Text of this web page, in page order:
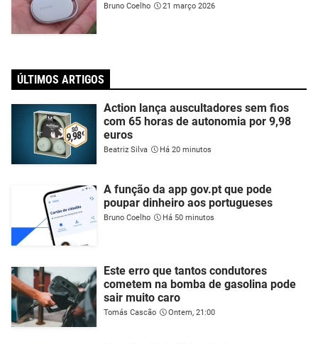
Bruno Coelho 21 março 2026
ÚLTIMOS ARTIGOS
Action lança auscultadores sem fios
com 65 horas de autonomia por 9,98
euros
Beatriz Silva Há 20 minutos
A função da app gov.pt que pode
poupar dinheiro aos portugueses
Bruno Coelho Há 50 minutos
Este erro que tantos condutores
cometem na bomba de gasolina pode
sair muito caro
Tomás Cascão Ontem, 21:00